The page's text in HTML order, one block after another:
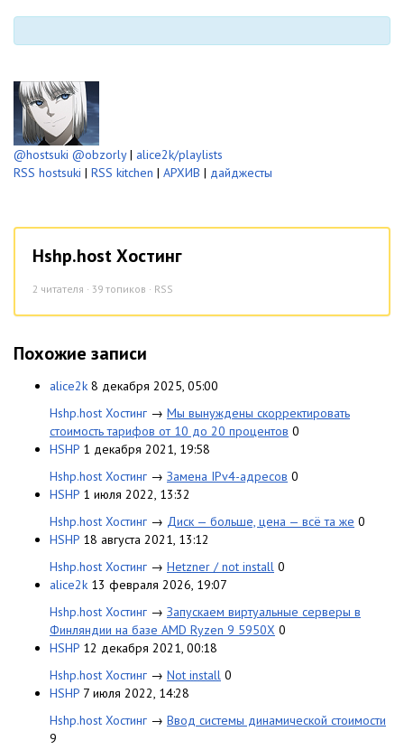
@hostsuki @obzorly| alice2k/playlists
RSS hostsuki | RSS kitchen | АРХИВ | дайджесты
Hshp.host Хостинг
2 читателя · 39 топиков · RSS
Похожие записи
alice2k 8 декабря 2025, 05:00
Hshp.host Хостинг → Мы вынуждены скорректировать
стоимость тарифов от 10 до 20 процентов 0
HSHP 1 декабря 2021, 19:58
Hshp.host Хостинг → Замена IPv4-адресов 0
HSHP 1 июля 2022, 13:32
Hshp.host Хостинг → Диск — больше, цена — всё та же 0
HSHP 18 августа 2021, 13:12
Hshp.host Хостинг → Hetzner / not install 0
alice2k 13 февраля 2026, 19:07
Hshp.host Хостинг → Запускаем виртуальные серверы в
Финляндии на базе AMD Ryzen 9 5950X 0
HSHP 12 декабря 2021, 00:18
Hshp.host Хостинг → Not install 0
HSHP 7 июля 2022, 14:28
Hshp.host Хостинг → Ввод системы динамической стоимости
9